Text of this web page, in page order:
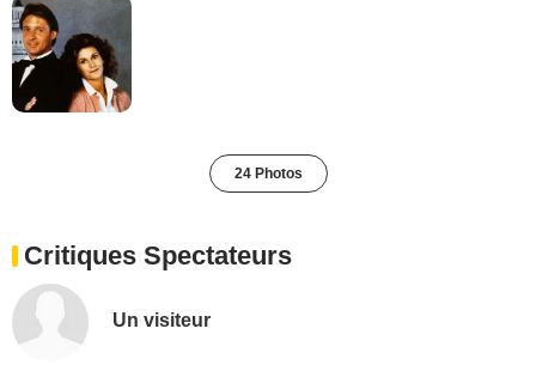
24 Photos
Critiques Spectateurs
Un visiteur